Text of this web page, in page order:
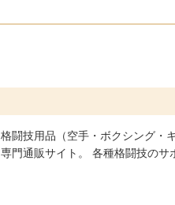
闘技用品（空手・ボクシング・
門通販サイト。 各種格闘技の